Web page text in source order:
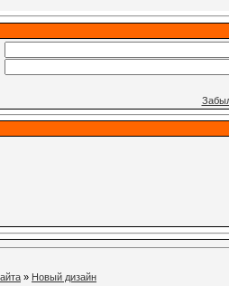
» Новый дизайн